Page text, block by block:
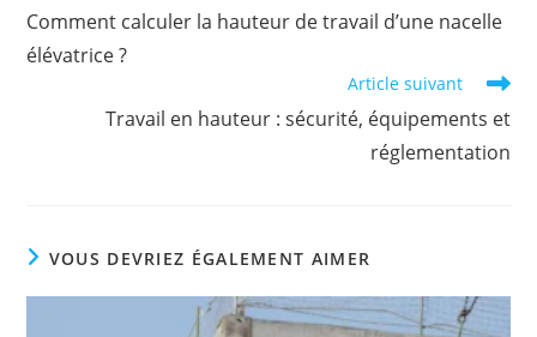
articles
Comment calculer la hauteur de travail d’une nacelle
élévatrice ?
Article suivant
Travail en hauteur : sécurité, équipements et
réglementation
VOUS DEVRIEZ ÉGALEMENT AIMER